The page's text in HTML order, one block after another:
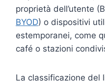
proprietà dell’utente
BYOD) o dispositivi
estemporanei, come
café o stazioni
La classificazione del